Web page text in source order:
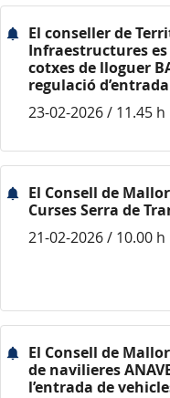
El conseller de
Infraestructures
cotxes de lloguer
regulació
23-02-2026 / 11.45 h
El Consell de
Curses Serra de
21-02-2026 / 10.00 h
El Consell de
de navilieres
l’entrada de